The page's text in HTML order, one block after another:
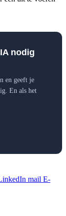
nodig
en geeft je
En als het
mail E-